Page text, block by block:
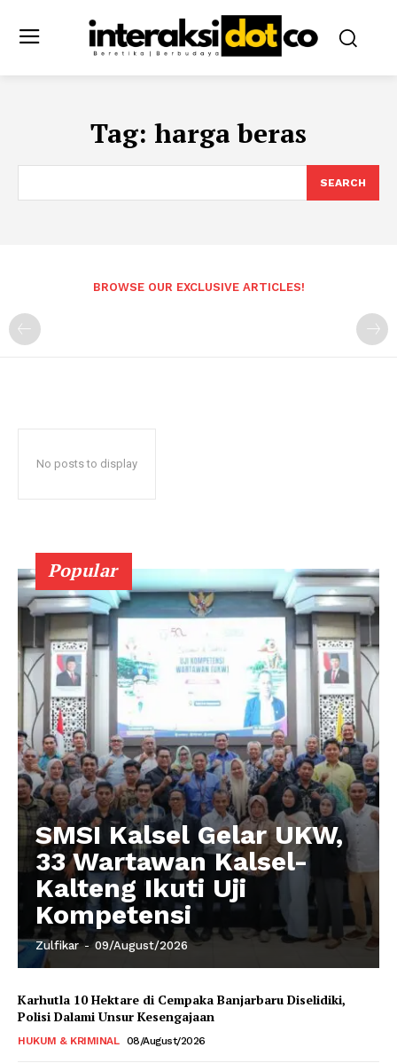
Tag: harga beras
SEARCH
BROWSE OUR EXCLUSIVE ARTICLES!
No posts to display
Popular
SMSI Kalsel Gelar UKW,
33 Wartawan Kalsel-
Kalteng Ikuti Uji
Kompetensi
Zulfikar - 09/August/2026
Karhutla 10 Hektare di Cempaka Banjarbaru Diselidiki,
Polisi Dalami Unsur Kesengajaan
HUKUM & KRIMINAL 08/August/2026